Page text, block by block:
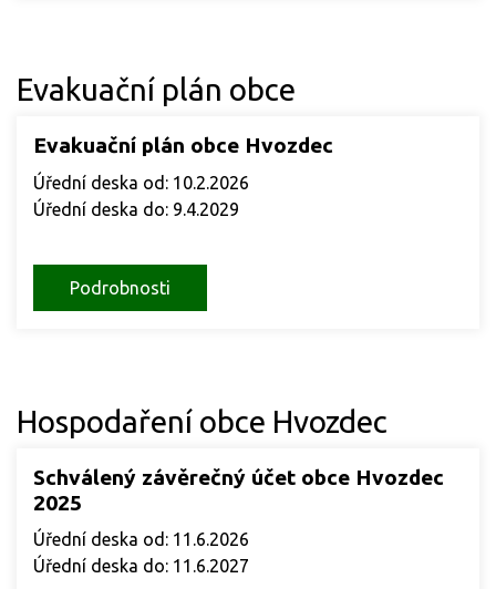
Evakuační plán obce
Evakuační plán obce Hvozdec
Úřední deska od: 10.2.2026
Úřední deska do: 9.4.2029
Podrobnosti
Hospodaření obce Hvozdec
Schválený závěrečný účet obce Hvozdec
2025
Úřední deska od: 11.6.2026
Úřední deska do: 11.6.2027